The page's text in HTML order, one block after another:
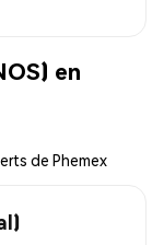
en
de Phemex